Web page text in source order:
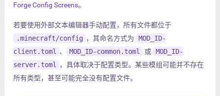
Forge Config Screens。
若要使用外部文本编辑器手动配置，所有文件都位于
.minecraft/config ，其命名方式为
MOD_ID-
client.toml
、 MOD_ID-common.toml 或
MOD_ID-
server.toml
，具体取决于配置类型。某些模组可能并不存在
所有类型，甚至可能完全没有配置文件。